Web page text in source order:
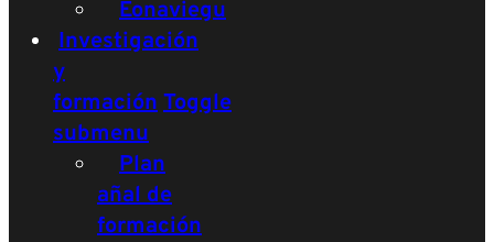
Eonaviegu
Investigación
y
formaciónToggle
submenu
Plan
añal de
formación